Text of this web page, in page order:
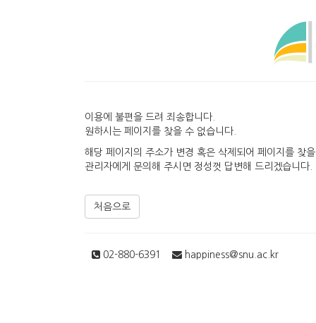
이용에 불편을 드려 죄송합니다.
원하시는 페이지를 찾을 수 없습니다.
해당 페이지의 주소가 변경 혹은 삭제되어 페이지를 찾
관리자에게 문의해 주시면 정성껏 답변해 드리겠습니다.
처음으로
02-880-6391 happiness@snu.ac.kr